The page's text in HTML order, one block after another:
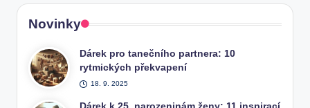
Novinky
Dárek pro tanečního partnera: 10
rytmických překvapení
18. 9. 2025